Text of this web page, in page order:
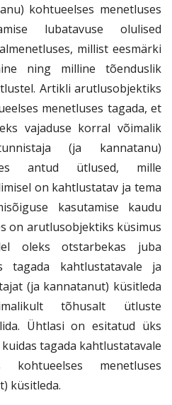
kohtueelses menetluses
lubatavuse olulised
millist eesmärki
ning milline tõenduslik
Artikli arutlusobjektiks
menetluses tagada, et
vajaduse korral võimalik
(ja kannatanu)
antud ütlused, mille
on kahtlustatav ja tema
kasutamise kaudu
on arutlusobjektiks küsimus
oleks otstarbekas juba
tagada kahtlustatavale ja
(ja kannatanut) küsitleda
tõhusalt ütluste
Ühtlasi on esitatud üks
tagada kahtlustatavale
menetluses
küsitleda.